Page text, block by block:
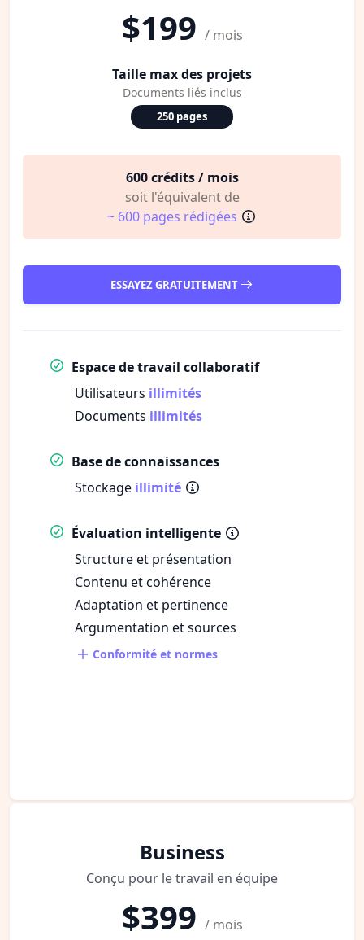
$199 / mois
Taille max des projets
Documents liés inclus
250 pages
600 crédits / mois
soit l'équivalent de
~ 600 pages rédigées
ESSAYEZ GRATUITEMENT
Espace de travail collaboratif
Utilisateurs illimités
Documents illimités
Base de connaissances
Stockage illimité
Évaluation intelligente
Structure et présentation
Contenu et cohérence
Adaptation et pertinence
Argumentation et sources
Conformité et normes
Business
Conçu pour le travail en équipe
$399 / mois